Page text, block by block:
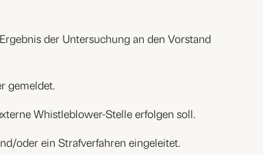
der Untersuchung an den Vorstand
gemeldet.
Whistleblower-Stelle erfolgen soll.
oder ein Strafverfahren eingeleitet.